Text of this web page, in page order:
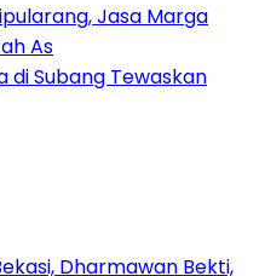
Jasa Marga
As
di Subang Tewaskan